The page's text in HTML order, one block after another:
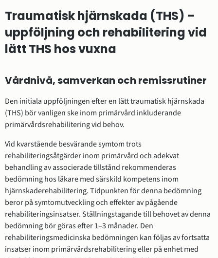
Traumatisk hjärnskada (THS) –
uppföljning och rehabilitering vid
lätt THS hos vuxna
Vårdnivå, samverkan och remissrutiner
Den initiala uppföljningen efter en lätt traumatisk hjärnskada
(THS) bör vanligen ske inom primärvård inkluderande
primärvårdsrehabilitering vid behov.
Vid kvarstående besvärande symtom trots
rehabiliteringsåtgärder inom primärvård och adekvat
behandling av associerade tillstånd rekommenderas
bedömning hos läkare med särskild kompetens inom
hjärnskaderehabilitering. Tidpunkten för denna bedömning
beror på symtomutveckling och effekter av pågående
rehabiliteringsinsatser. Ställningstagande till behovet av denna
bedömning bör göras efter 1–3 månader. Den
rehabiliteringsmedicinska bedömningen kan följas av fortsatta
insatser inom primärvårdsrehabilitering eller på enhet med